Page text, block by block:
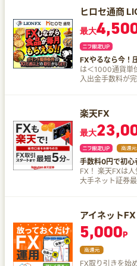
クアウトオプシ
エントリー時に
なし（ノックアウトお
率】 設定するノ
多量かつ多彩な
オリジナルサー
ートします！ FX PLUSのメリットと特長 ミニ取引
1000通貨から取
ド 米ドル／円の
金管理 証券総合
ラク。 振替資金
ット ロスカット
ヒロセ通商
最大
FXやるなら今！
は＜1000通貨単
入出金手数料が完全無料！ 54種
マイナーな通貨
り、低コストで
iPhoneや
でも＞取り引き
ルでの問い合わ
た、即日出金OK
い。
楽天FX
最大
手数料0円で初
FX！ 楽天FXは人気通貨ペアの標準スプレッドが
大手ネット証券
版取引ツール
も充実！！
アイネットFX
5,000P
FX取り引きを始